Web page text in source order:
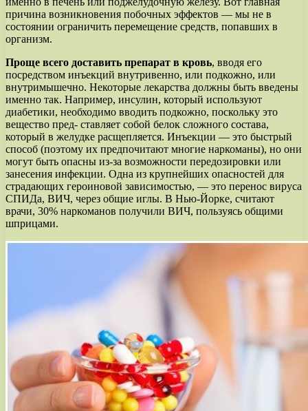
причина возникновения побочных эффектов — мы не в
состоянии ограничить перемещение средств, попавших в
организм.
Проще всего доставить препарат в кровь, вводя его
посредством инъекций внутривенно, или подкожно, или
внутримышечно. Некоторые лекарства должны быть введены
именно так. Например, инсулин, который используют
диабетики, необходимо вводить подкожно, поскольку это
вещество пред- ставляет собой белок сложного состава,
который в желудке расщепляется. Инъекции — это быстрый
способ (поэтому их предпочитают многие наркоманы), но они
могут быть опасны из-за возможности передозировки или
занесения инфекции. Одна из крупнейших опасностей для
страдающих героиновой зависимостью, — это перенос вируса
СПИДа, ВИЧ, через общие иглы. В Нью-Йорке, считают
врачи, 30% наркоманов получили ВИЧ, пользуясь общими
шприцами.